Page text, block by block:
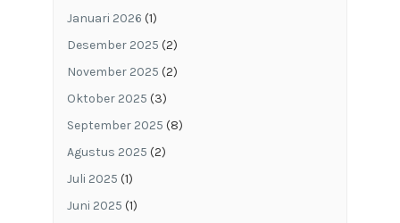
Januari 2026 (1)
Desember 2025 (2)
November 2025 (2)
Oktober 2025 (3)
September 2025 (8)
Agustus 2025 (2)
Juli 2025 (1)
Juni 2025 (1)